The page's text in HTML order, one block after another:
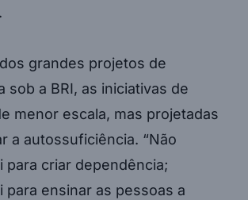
grandes projetos de
sob a BRI, as iniciativas de
menor escala, mas projetadas
a autossuficiência. “Não
para criar dependência;
para ensinar as pessoas a